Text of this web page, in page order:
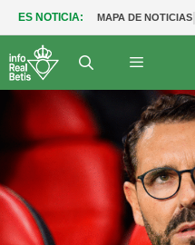
ES NOTICIA: MAPA DE NOTICIAS|